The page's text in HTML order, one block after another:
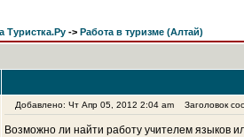
Туристка.Ру -> Работа в туризме (Алтай)
Добавлено: Чт Апр 05, 2012 2:04 am Заголовок
Возможно ли найти работу учителем языков